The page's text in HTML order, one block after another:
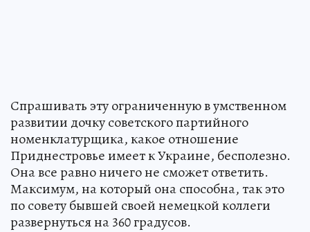
Спрашивать эту ограниченную в умственном
развитии дочку советского партийного
номенклатурщика, какое отношение
Приднестровье имеет к Украине, бесполезно.
Она все равно ничего не сможет ответить.
Максимум, на который она способна, так это
по совету бывшей своей немецкой коллеги
развернуться на 360 градусов.